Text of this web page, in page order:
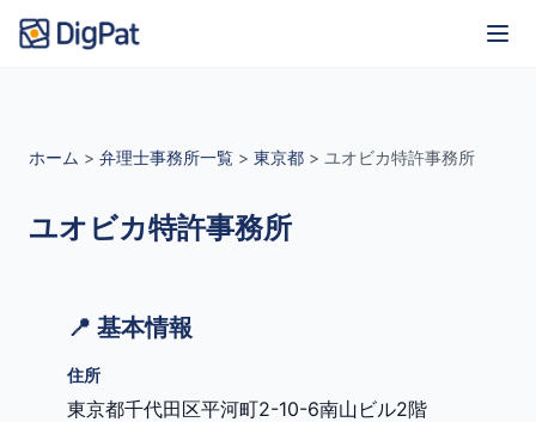
ホーム > 弁理士事務所一覧 > 東京都 > ユオビカ特許事務所
ユオビカ特許事務所
📍 基本情報
住所
東京都千代田区平河町2-10-6南山ビル2階